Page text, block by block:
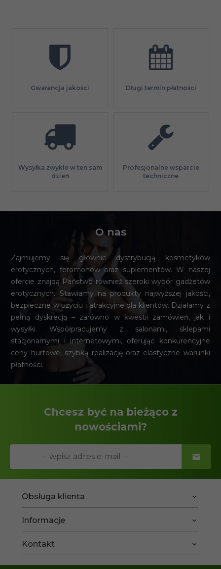
Gwarancja jakości Długi termin płatności
Wysyłka zwykle w ten sam
dzień
Profesjonalne wsparcie
techniczne
O nas
Zajmujemy się głównie dystrybucją kosmetyków
erotycznych, feromonów oraz suplementów. W naszej
ofercie znajdą Państwo również szeroki wybór gadżetów
erotycznych. Stawiamy na produkty najwyższej jakości,
bezpieczne w użyciu i atrakcyjne dla klientów. Działamy z
pełną dyskrecją – zarówno w kwestii zamówień, jak i
wysyłki. Współpracujemy z salonami, sklepami
stacjonarnymi i internetowymi, oferując konkurencyjne
ceny hurtowe, szybką realizację oraz elastyczne warunki
płatności.
Chcesz być na bieżąco z
nowościami?
Obsługa klienta
Informacje
Kontakt